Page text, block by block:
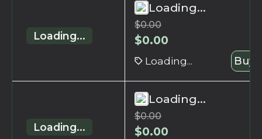
Loading...
Loading...
$0.00
$0.00
Loading... Buy
Loading...
Loading...
$0.00
$0.00